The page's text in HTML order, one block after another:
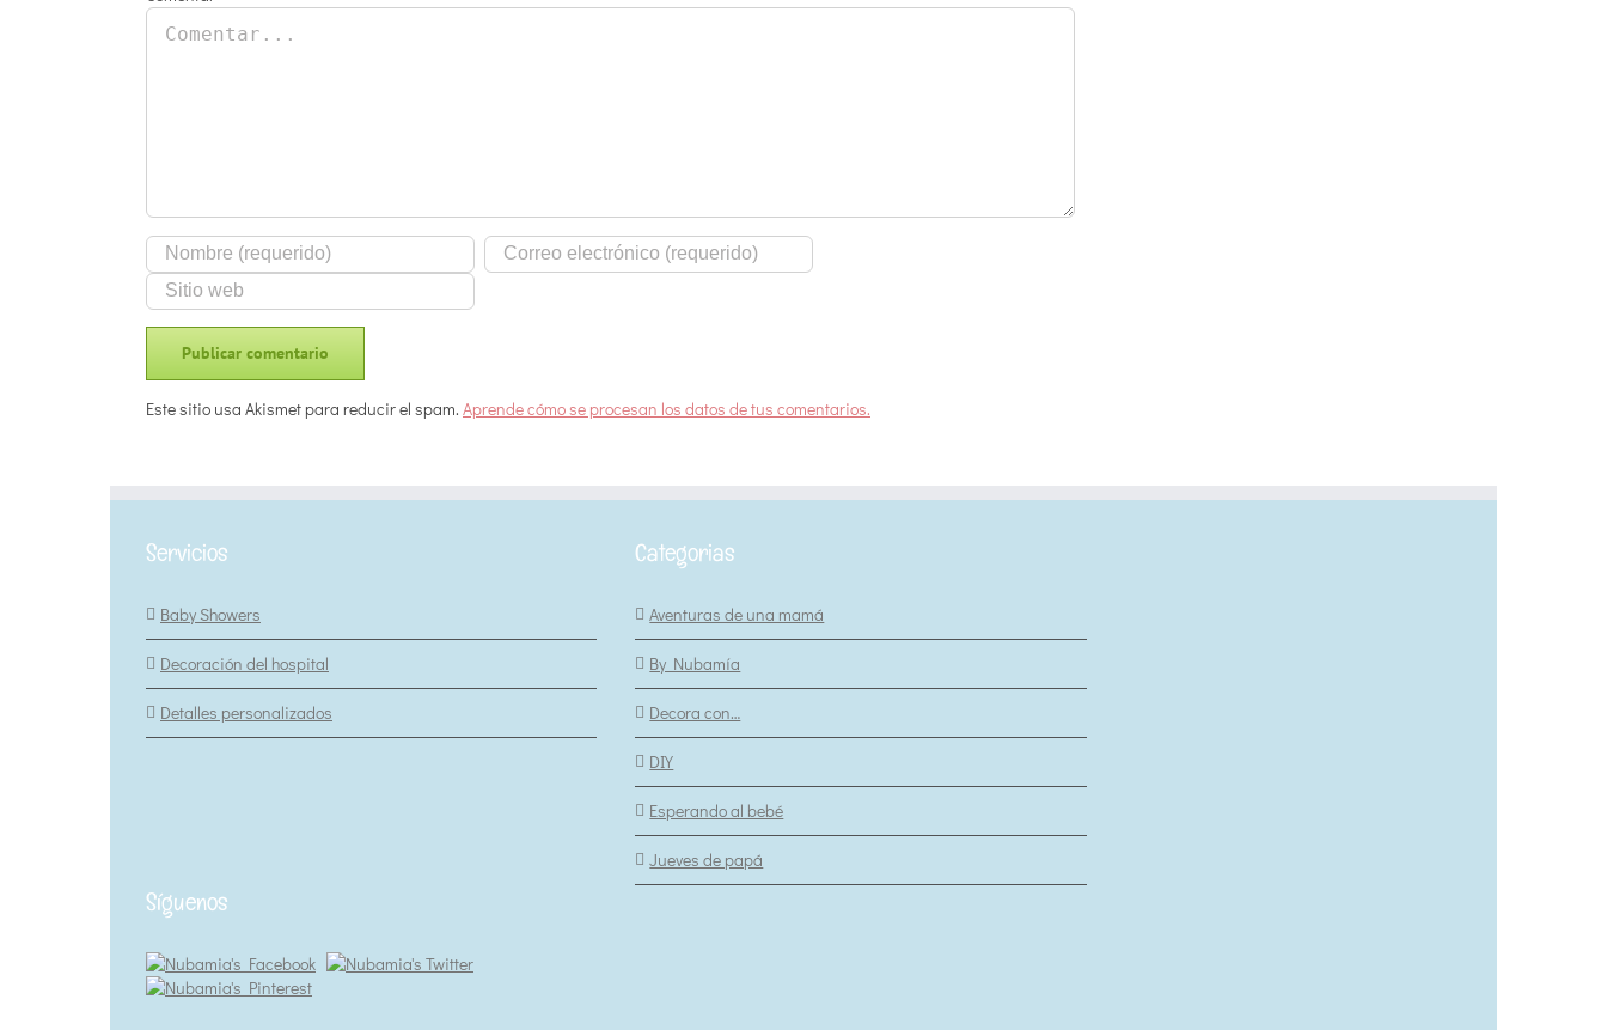
Este sitio usa Akismet para reducir el spam. Aprende cómo se procesan los datos de tus comentarios.
Servicios
Baby Showers
Decoración del hospital
Detalles personalizados
Categorias
Aventuras de una mamá
By Nubamía
Decora con…
DIY
Esperando al bebé
Jueves de papá
Síguenos